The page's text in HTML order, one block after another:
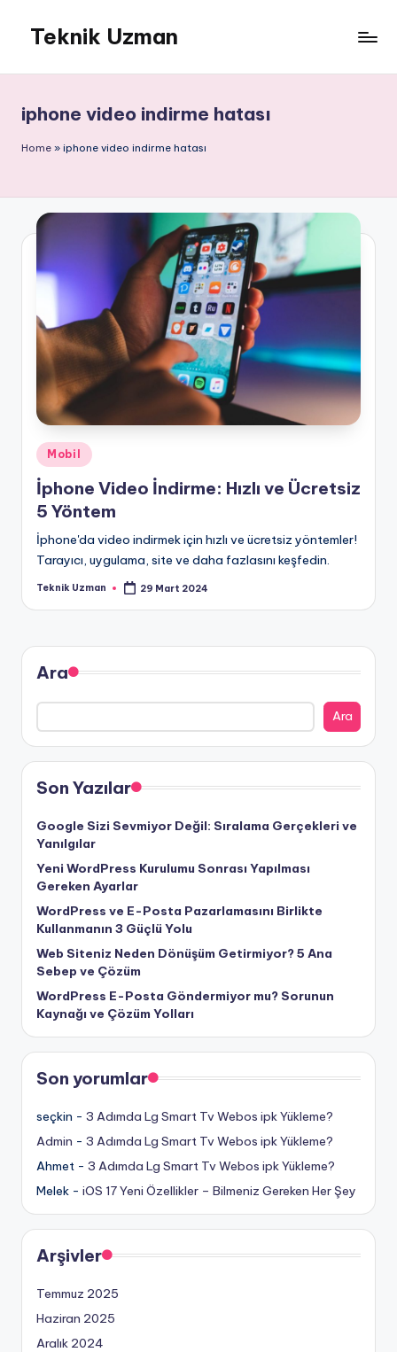
content
Teknik Uzman
iphone video indirme hatası
Home » iphone video indirme hatası
Posted
in
Mobil
İphone Video İndirme: Hızlı ve Ücretsiz
5 Yöntem
İphone'da video indirmek için hızlı ve ücretsiz yöntemler!
Tarayıcı, uygulama, site ve daha fazlasını keşfedin.
Posted
Teknik Uzman 29 Mart 2024
Ara
Ara
Son Yazılar
Google Sizi Sevmiyor Değil: Sıralama Gerçekleri ve
Yanılgılar
Yeni WordPress Kurulumu Sonrası Yapılması
Gereken Ayarlar
WordPress ve E-Posta Pazarlamasını Birlikte
Kullanmanın 3 Güçlü Yolu
Web Siteniz Neden Dönüşüm Getirmiyor? 5 Ana
Sebep ve Çözüm
WordPress E-Posta Göndermiyor mu? Sorunun
Kaynağı ve Çözüm Yolları
Son yorumlar
seçkin - 3 Adımda Lg Smart Tv Webos ipk Yükleme?
Admin - 3 Adımda Lg Smart Tv Webos ipk Yükleme?
Ahmet - 3 Adımda Lg Smart Tv Webos ipk Yükleme?
Melek - iOS 17 Yeni Özellikler – Bilmeniz Gereken Her Şey
Arşivler
Temmuz 2025
Haziran 2025
Aralık 2024